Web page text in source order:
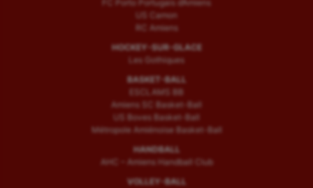
FC Porto Portugais d’Amiens
US Camon
RC Amiens
HOCKEY-SUR-GLACE
Les Gothiques
BASKET-BALL
ESCLAMS BB
Amiens SC Basket-Ball
US Boves Basket-Ball
Métropole Amiénoise Basket-Ball
HANDBALL
AHC – Amiens Handball Club
VOLLEY-BALL